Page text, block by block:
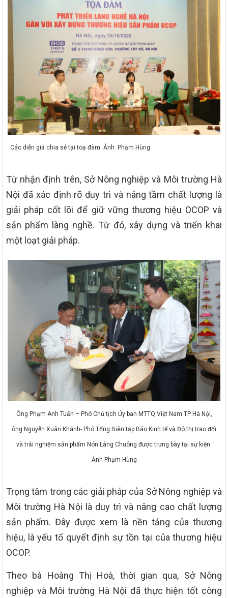
Các diễn giả chia sẻ tại toạ đàm. Ảnh: Phạm Hùng
Từ nhận định trên, Sở Nông nghiệp và Môi trường Hà
Nội đã xác định rõ duy trì và nâng tầm chất lượng là
giải pháp cốt lõi để giữ vững thương hiệu OCOP và
sản phẩm làng nghề. Từ đó, xây dựng và triển khai
một loạt giải pháp.
Ông Phạm Anh Tuấn – Phó Chủ tịch Ủy ban MTTQ Việt Nam TP Hà Nội,
ông Nguyễn Xuân Khánh- Phó Tổng Biên tập Báo Kinh tế và Đô thị trao đổi
và trải nghiệm sản phẩm Nón Làng Chuông được trưng bày tại sự kiện.
Ảnh Phạm Hùng
Trọng tâm trong các giải pháp của Sở Nông nghiệp và
Môi trường Hà Nội là duy trì và nâng cao chất lượng
sản phẩm. Đây được xem là nền tảng của thương
hiệu, là yếu tố quyết định sự tồn tại của thương hiệu
OCOP.
Theo bà Hoàng Thị Hoà, thời gian qua, Sở Nông
nghiệp và Môi trường Hà Nội đã thực hiện tốt công